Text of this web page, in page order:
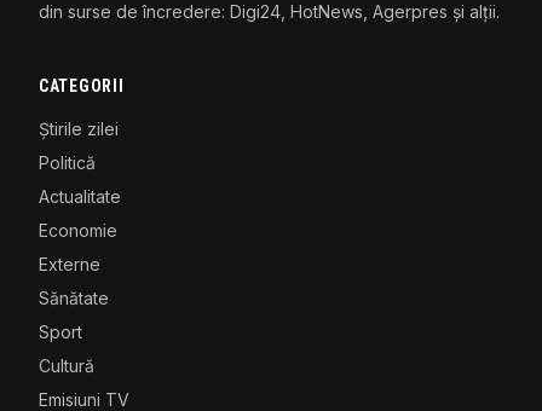
din surse de încredere: Digi24, HotNews, Agerpres și alții.
CATEGORII
Știrile zilei
Politică
Actualitate
Economie
Externe
Sănătate
Sport
Cultură
Emisiuni TV